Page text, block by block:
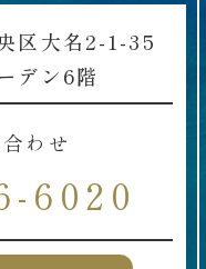
区大名2-1-35
デン6階
わせ
6020